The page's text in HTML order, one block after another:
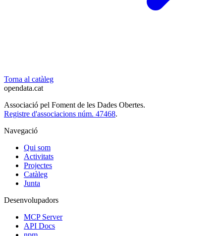
Torna al catàleg
opendata.cat
Associació pel Foment de les Dades Obertes.
Registre d'associacions núm. 47468.
Navegació
Qui som
Activitats
Projectes
Catàleg
Junta
Desenvolupadors
MCP Server
API Docs